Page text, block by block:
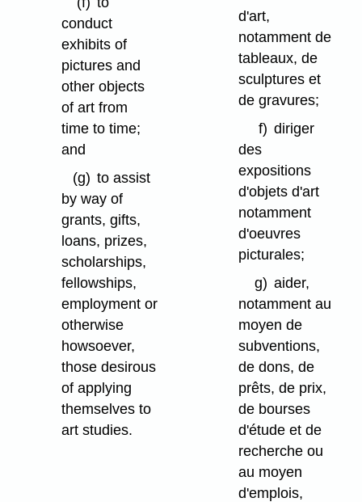
conduct
exhibits of
pictures and
other objects
of art from
time to time;
and
(g) to assist
by way of
grants, gifts,
loans, prizes,
scholarships,
fellowships,
employment or
otherwise
howsoever,
those desirous
of applying
themselves to
art studies.
d'art,
notamment de
tableaux, de
sculptures et
de gravures;
f) diriger
des
expositions
d'objets d'art
notamment
d'oeuvres
picturales;
g) aider,
notamment au
moyen de
subventions,
de dons, de
prêts, de prix,
de bourses
d'étude et de
recherche ou
au moyen
d'emplois,